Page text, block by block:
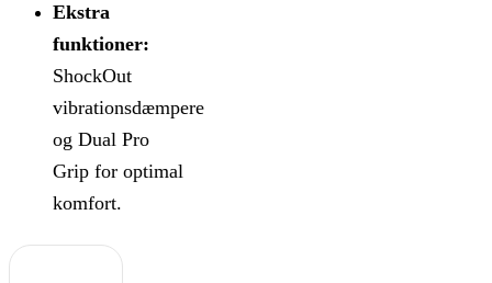
Ekstra
funktioner:
ShockOut
vibrationsdæmpere
og Dual Pro
Grip for optimal
komfort.